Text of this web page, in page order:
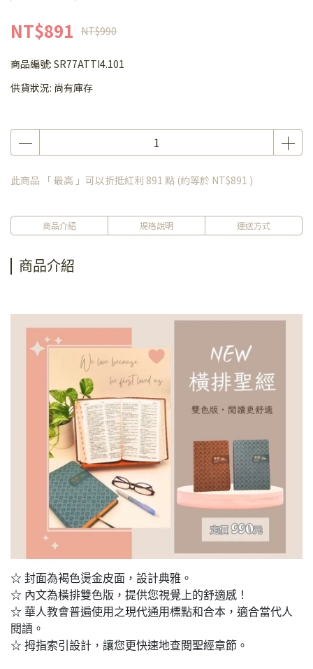
NT$891 NT$990
商品編號: SR77ATTI4.101
供貨狀況: 尚有庫存
此商品 「 最高 」可以折抵紅利 891 點 (約等於 NT$891 )
商品介紹 規格說明 運送方式
商品介紹
☆ 封面為褐色燙金皮面，設計典雅。
☆ 內文為橫排雙色版，提供您視覺上的舒適感！
☆ 華人教會普遍使用之現代通用標點和合本，適合當代人
閱讀。
☆ 拇指索引設計，讓您更快速地查閱聖經章節。